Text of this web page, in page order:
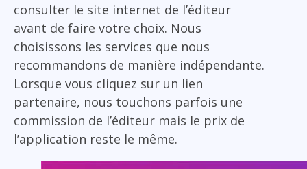
consulter le site internet de l’éditeur
avant de faire votre choix. Nous
choisissons les services que nous
recommandons de manière indépendante.
Lorsque vous cliquez sur un lien
partenaire, nous touchons parfois une
commission de l’éditeur mais le prix de
l’application reste le même.